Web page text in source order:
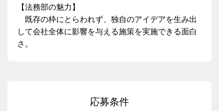
【法務部の魅力】
既存の枠にとらわれず、独自のアイデアを生み出
して会社全体に影響を与える施策を実施できる面白
さ。
応募条件